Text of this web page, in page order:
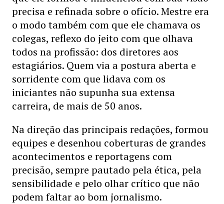
precisa e refinada sobre o ofício. Mestre era
o modo também com que ele chamava os
colegas, reflexo do jeito com que olhava
todos na profissão: dos diretores aos
estagiários. Quem via a postura aberta e
sorridente com que lidava com os
iniciantes não supunha sua extensa
carreira, de mais de 50 anos.
Na direção das principais redações, formou
equipes e desenhou coberturas de grandes
acontecimentos e reportagens com
precisão, sempre pautado pela ética, pela
sensibilidade e pelo olhar crítico que não
podem faltar ao bom jornalismo.